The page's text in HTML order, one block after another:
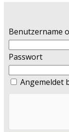
Benutzername
Passwort
Angemeldet